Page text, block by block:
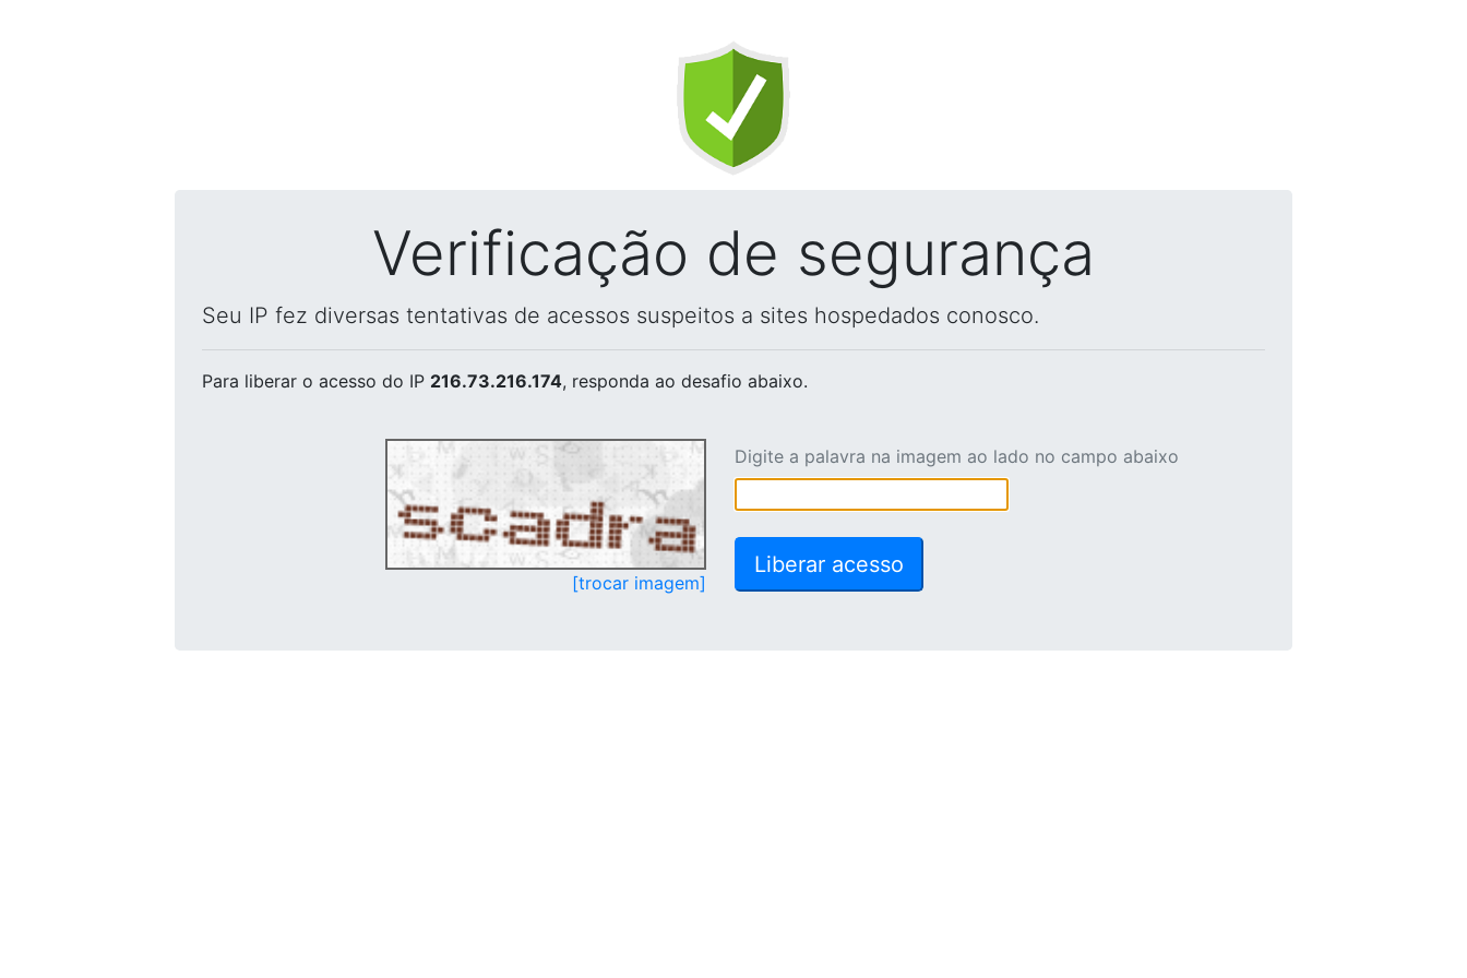
Verificação de segurança
Seu IP fez diversas tentativas de acessos suspeitos a sites hospedados conosco.
Para liberar o acesso do IP 216.73.216.174, responda ao desafio abaixo.
[trocar imagem]
Digite a palavra na imagem ao lado no campo abaixo